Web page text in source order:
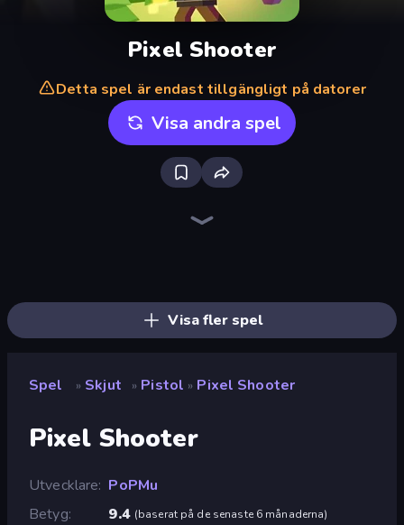
Pixel Shooter
Detta spel är endast tillgängligt på datorer
Visa andra spel
Visa fler spel
Spel » Skjut » Pistol » Pixel Shooter
Pixel Shooter
Utvecklare PoPMu
Betyg
9.4 (baserat på de senaste 6 månaderna)